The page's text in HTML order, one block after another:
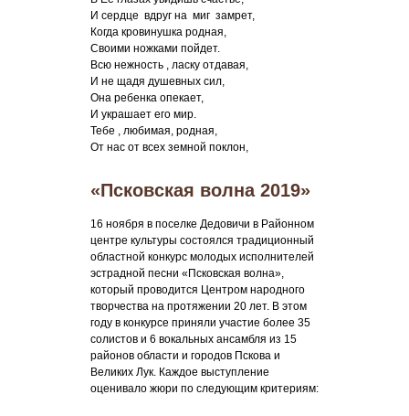
И сердце вдруг на миг замрет,
Когда кровинушка родная,
Своими ножками пойдет.
Всю нежность , ласку отдавая,
И не щадя душевных сил,
Она ребенка опекает,
И украшает его мир.
Тебе , любимая, родная,
От нас от всех земной поклон,
«Псковская волна 2019»
16 ноября в поселке Дедовичи в Районном
центре культуры состоялся традиционный
областной конкурс молодых исполнителей
эстрадной песни «Псковская волна»,
который проводится Центром народного
творчества на протяжении 20 лет. В этом
году в конкурсе приняли участие более 35
солистов и 6 вокальных ансамбля из 15
районов области и городов Пскова и
Великих Лук. Каждое выступление
оценивало жюри по следующим критериям: